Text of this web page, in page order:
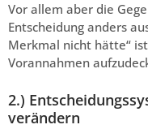
Vor allem aber die
Entscheidung anders
Merkmal nicht hätte“
Vorannahmen
2.)
verändern